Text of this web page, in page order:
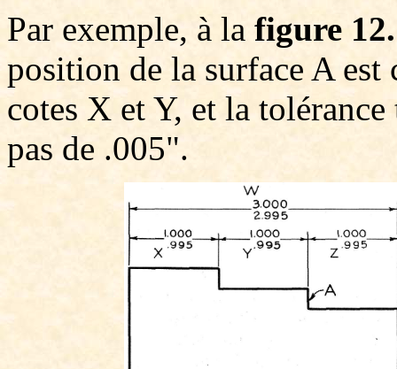
Par exemple, à la figure
position de la surface A est
cotes X et Y, et la
pas de .005".